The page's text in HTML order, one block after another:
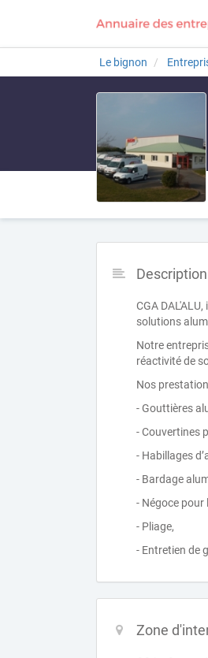
Le bignon
Description
CGA
solutions
Notre
réactivité de
Nos
- Gouttières
- Couvertines
- Habillages
- Bardage
- Négoce pour
- Pliage,
- Entretien de
Zone